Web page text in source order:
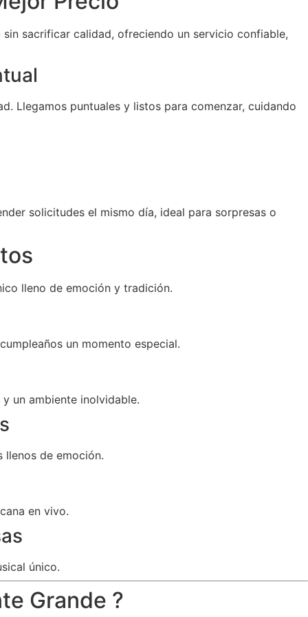
sacrificar calidad, ofreciendo un servicio confiable,
Llegamos puntuales y listos para comenzar, cuidando
solicitudes el mismo día, ideal para sorpresas o
lleno de emoción y tradición.
un momento especial.
un ambiente inolvidable.
llenos de emoción.
en vivo.
único.
Grande ?